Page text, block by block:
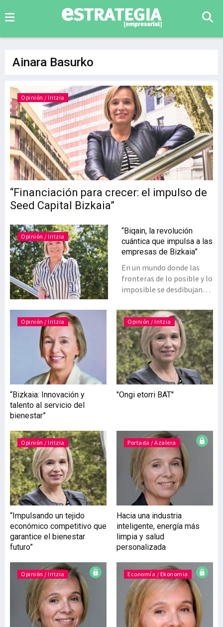
Ainara Basurko
“Financiación para crecer: el impulso de
Seed Capital Bizkaia”
Opinión / Iritzia
Opinión / Iritzia
“Biqain, la revolución
cuántica que impulsa a las
empresas de Bizkaia”
En un mundo donde las
fronteras de lo posible y lo
imposible se desdibujan
tecnología cuántica,
Bizkaia va a acompañar y
facilitar a las empresas del
territorio en esta
revolución que
transformará todos los
sectores productivos.
medicina o la automoción
una herramienta
fundamental para mejorar
la competitividad de las
empresas y construir un
futuro más sostenible y
justo. El camino de la
Diputación Foral de
Bizkaia hacia este
liderazgo se consolida con
Biqain, Bizkaia Quantum
Advanced Industries,
estrategia centrada en
impulsar la adopción de la
Opinión / Iritzia
“Bizkaia: Innovación y
talento al servicio del
bienestar”
Opinión / Iritzia
"Ongi etorri BAT"
Opinión / Iritzia
“Impulsando un tejido
económico competitivo que
garantice el bienestar
futuro”
Portada / Azalera
Hacia una industria
inteligente, energía más
limpia y salud
personalizada
Opinión / Iritzia Economía / Ekonomia